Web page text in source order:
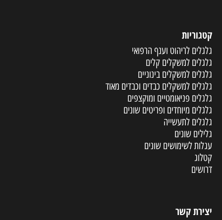
קטגוריות
גלגלים לריהוט וענף הרפואי
גלגלים למשקלים קלים
גלגלים למשקלים בינוניים
גלגלים למשקלים כבדים וכבדים מאוד
גלגלים פניאומטיים ומוקצפים
גלגלים מיוחדים ופריטים שונים
גלגלים לתעשייה
גלילים שונים
עגלות לשימושים שונים
קטלוג
דרושים
יצירת קשר